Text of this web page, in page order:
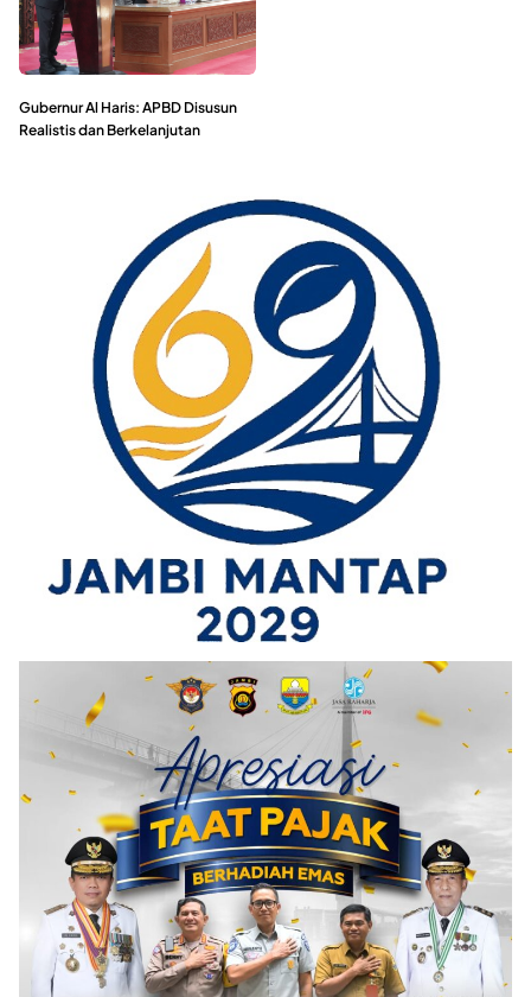
Gubernur Al Haris: APBD Disusun
Realistis dan Berkelanjutan